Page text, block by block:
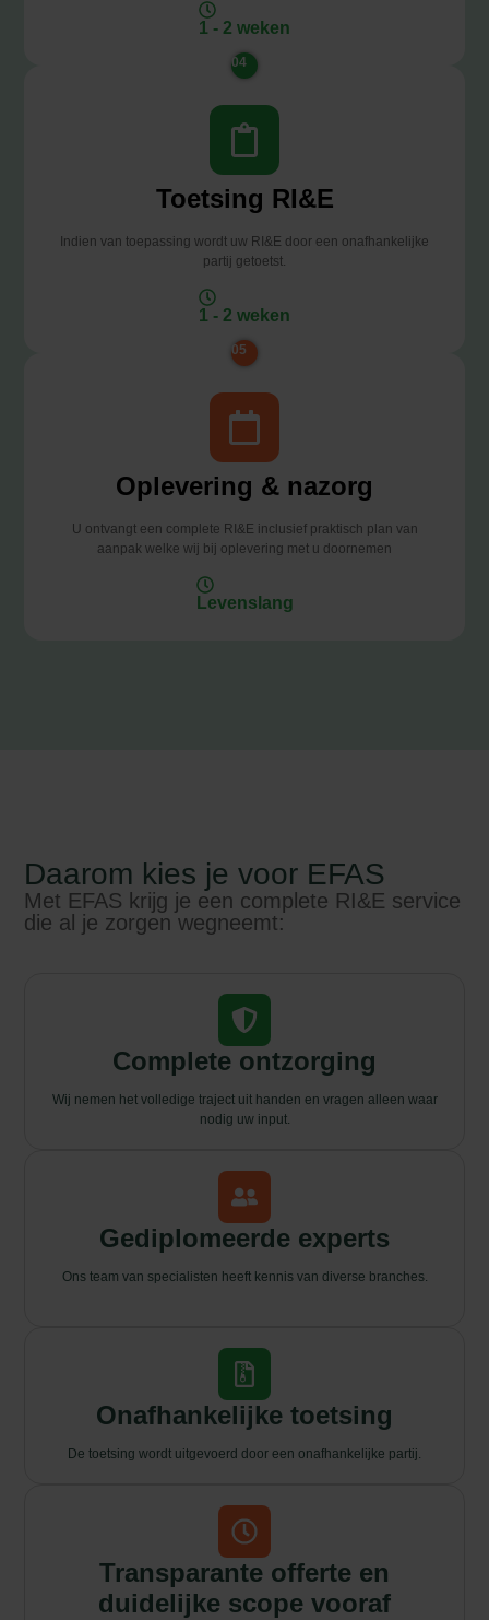
1 - 2 weken
04
Toetsing RI&E
Indien van toepassing wordt uw RI&E door een onafhankelijke
partij getoetst.
1 - 2 weken
05
Oplevering & nazorg
U ontvangt een complete RI&E inclusief praktisch plan van
aanpak welke wij bij oplevering met u doornemen
Levenslang
Daarom kies je voor EFAS
Met EFAS krijg je een complete RI&E service
die al je zorgen wegneemt:
Complete ontzorging
Wij nemen het volledige traject uit handen en vragen alleen waar
nodig uw input.
Gediplomeerde experts
Ons team van specialisten heeft kennis van diverse branches.
Onafhankelijke toetsing
De toetsing wordt uitgevoerd door een onafhankelijke partij.
Transparante offerte en
duidelijke scope vooraf